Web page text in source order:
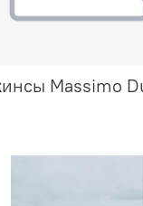
Massimo